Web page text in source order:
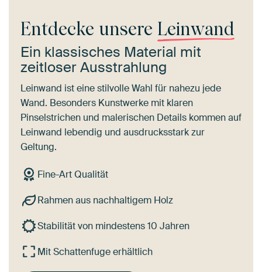
Entdecke unsere Leinwand
Ein klassisches Material mit
zeitloser Ausstrahlung
Leinwand ist eine stilvolle Wahl für nahezu jede
Wand. Besonders Kunstwerke mit klaren
Pinselstrichen und malerischen Details kommen auf
Leinwand lebendig und ausdrucksstark zur
Geltung.
Fine-Art Qualität
Rahmen aus nachhaltigem Holz
Stabilität von mindestens 10 Jahren
Mit Schattenfuge erhältlich